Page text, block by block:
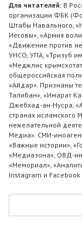
Для читателей: В
организации ФБК
Штабы Навального,
Иеговы», «Армия
«Движение против
УНСО, УПА, «Тризуб
«Меджлис
общероссийская
«Айдар». Признаны
Талибан», «Имарат
Джебхад-ан-Нусра,
странах исламского
нежелательной
Медиа». СМИ-
«Важные истории»,
«Медиазона», ОВД-
«Мемориал»,
Instagram и